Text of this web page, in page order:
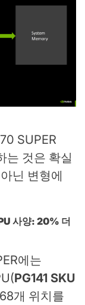
SUPER
는 것은 확실
닌 변형에
사양: 20% 더
에는
PG141 SKU
개 위치를